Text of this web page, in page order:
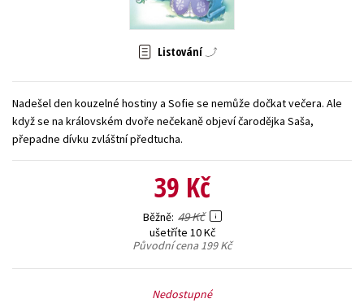
Zahraniční literatura
Všechny tituly
Listování
Nadešel den kouzelné hostiny a Sofie se nemůže dočkat večera. Ale
když se na královském dvoře nečekaně objeví čarodějka Saša,
přepadne dívku zvláštní předtucha.
39 Kč
Běžně 49 Kč
ušetříte 10 Kč
Původní cena199 Kč
Nedostupné